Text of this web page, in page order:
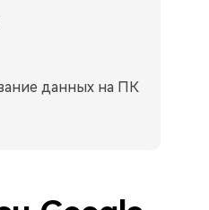
данных на ПК